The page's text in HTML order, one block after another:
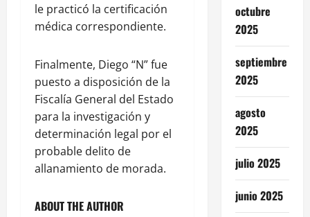
le practicó la certificación
médica correspondiente.
Finalmente, Diego “N” fue
puesto a disposición de la
Fiscalía General del Estado
para la investigación y
determinación legal por el
probable delito de
allanamiento de morada.
ABOUT THE AUTHOR
octubre
2025
septiembre
2025
agosto
2025
julio 2025
junio 2025